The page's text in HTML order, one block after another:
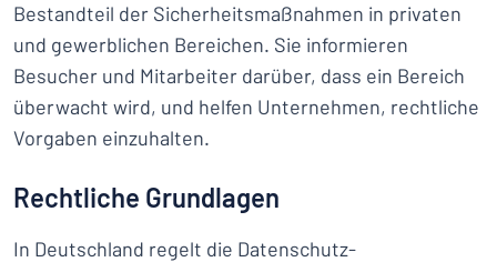
Bestandteil der Sicherheitsmaßnahmen in privaten
und gewerblichen Bereichen. Sie informieren
Besucher und Mitarbeiter darüber, dass ein Bereich
überwacht wird, und helfen Unternehmen, rechtliche
Vorgaben einzuhalten.
Rechtliche Grundlagen
In Deutschland regelt die Datenschutz-